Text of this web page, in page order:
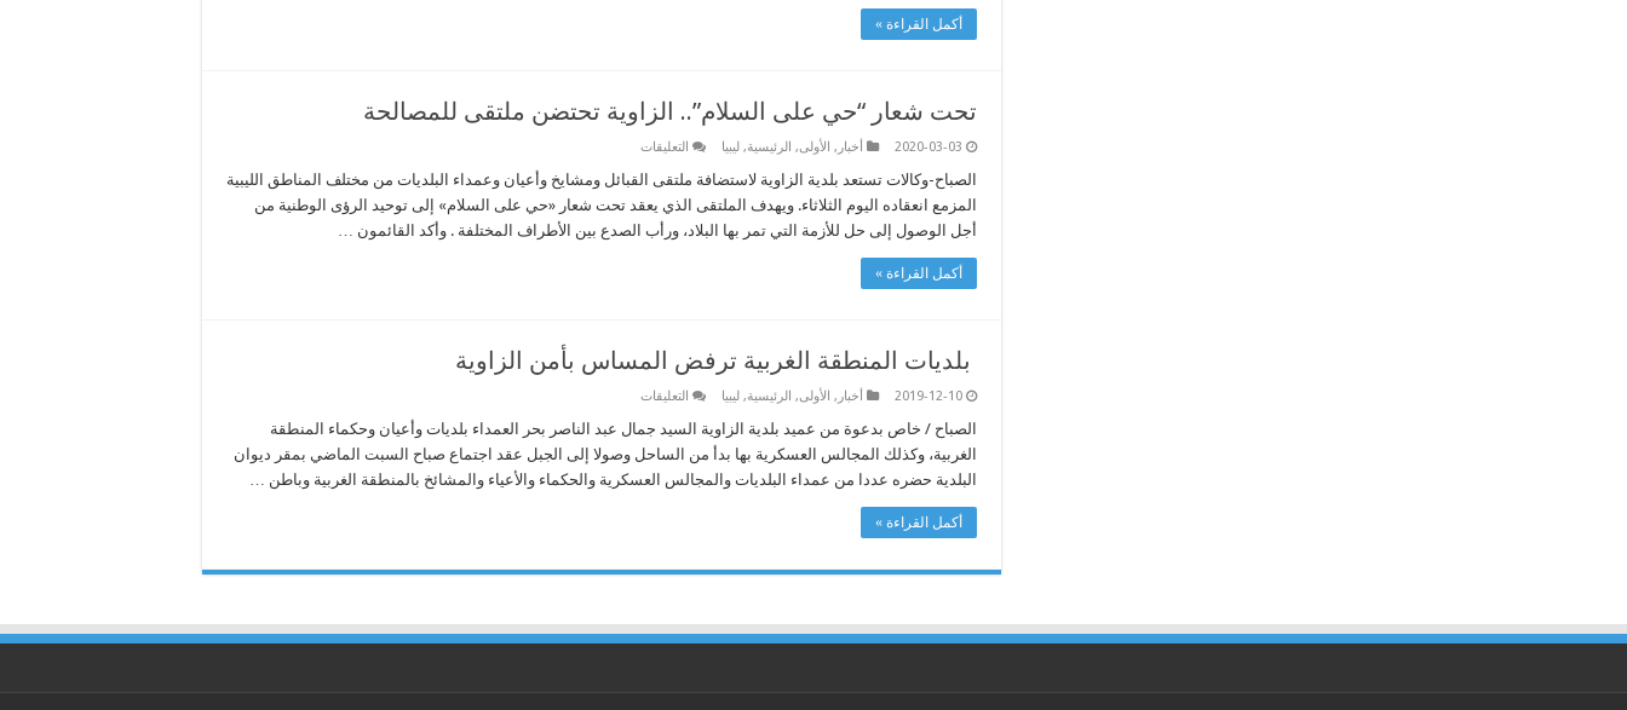
أكمل القراءة »
تحت شعار “حي على السلام”.. الزاوية تحتضن ملتقى للمصالحة
2020-03-03 أخبار , الأولى, الرئيسية, ليبيا التعليقات
شعار
“حي
على
السلام”..
الزاوية
الصباح-وكالات تستعد بلدية الزاوية لاستضافة ملتقى القبائل ومشايخ وأعيان وعمداء البلديات من مختلف المناطق الليبية
المزمع انعقاده اليوم الثلاثاء. ويهدف الملتقى الذي يعقد تحت شعار «حي على السلام» إلى توحيد الرؤى الوطنية من
أجل الوصول إلى حل للأزمة التي تمر بها البلاد، ورأب الصدع بين الأطراف المختلفة . وأكد القائمون …
أكمل القراءة »
بلديات المنطقة الغربية ترفض المساس بأمن الزاوية
2019-12-10 أخبار , الأولى, الرئيسية, ليبيا التعليقات
المنطقة
الغربية
ترفض
المساس
بأمن
الصباح / خاص بدعوة من عميد بلدية الزاوية السيد جمال عبد الناصر بحر العمداء بلديات وأعيان وحكماء المنطقة
الغربية، وكذلك المجالس العسكرية بها بدأ من الساحل وصولا إلى الجبل عقد اجتماع صباح السبت الماضي بمقر ديوان
البلدية حضره عددا من عمداء البلديات والمجالس العسكرية والحكماء والأعياء والمشائخ بالمنطقة الغربية وباطن …
أكمل القراءة »